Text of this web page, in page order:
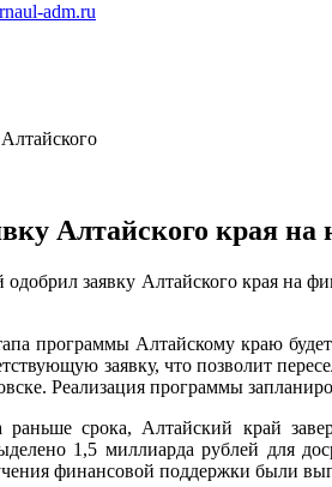
adm.ru
Алтайского края на
заявку Алтайского края на
программы Алтайскому краю
заявку, что позволит
Реализация программы
срока, Алтайский край
1,5 миллиарда рублей для
финансовой поддержки были